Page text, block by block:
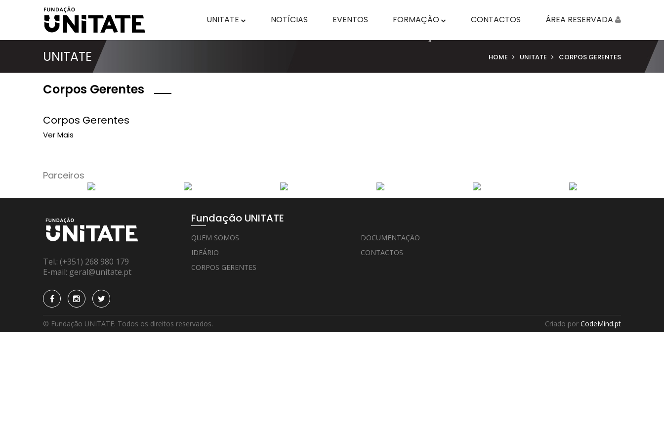
UNITATE NOTÍCIAS EVENTOS FORMAÇÃO CONTACTOS ÁREA RESERVADA
UNITATE HOME UNITATE CORPOS GERENTES
Corpos Gerentes
Corpos Gerentes
Ver Mais
Parceiros
Tel.: (+351) 268 980 179
E-mail: geral@unitate.pt
Fundação UNITATE
QUEM SOMOS
IDEÁRIO
CORPOS GERENTES
DOCUMENTAÇÃO
CONTACTOS
© Fundação UNITATE. Todos os direitos reservados. Criado por CodeMind.pt